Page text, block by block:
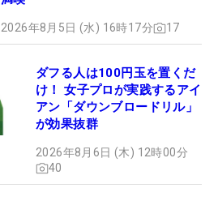
2026年8月5日 (水) 16時17分 17
ダフる人は100円玉を置くだ
け！ 女子プロが実践するアイ
アン「ダウンブロードリル」
が効果抜群
2026年8月6日 (木) 12時00分
40